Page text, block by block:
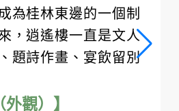
為桂林東邊的一個制
，逍遙樓一直是文人
題詩作畫、宴飲留別
外觀）】